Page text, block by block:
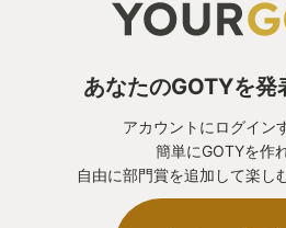
あなたのGOTYを発
アカウントにログイン
簡単にGOTYを作
自由に部門賞を追加して楽し